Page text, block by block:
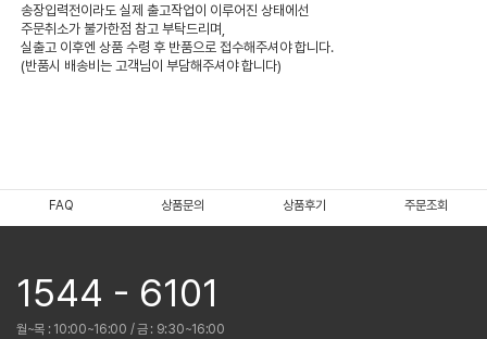
송장입력전이라도 실제 출고작업이 이루어진 상태에선
주문취소가 불가한점 참고 부탁드리며,
실출고 이후엔 상품 수령 후 반품으로 접수해주셔야 합니다.
(반품시 배송비는 고객님이 부담해주셔야 합니다)
FAQ 상품문의 상품후기 주문조회
1544 - 6101
월~목 : 10:00~16:00 / 금 : 9:30~16:00